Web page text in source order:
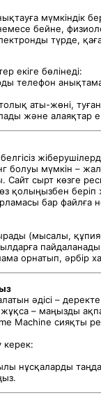
мүмкіндік
бейне,
түрде,
екіге бөлінеді:
телефон
аты-жөні,
және алаяқтар
болуы мүмкін –
Сайт сырт көзге
қолыңызбен беріп
бар файлға
(мысалы,
орнатып, әрбір
әдісі –
– маңызды
Machine сияқты
керек:
нұсқаларды